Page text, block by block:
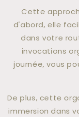
Cette
d'abord, elle
dans votre
invocations
journée, vous
De plus, cette
immersion dans